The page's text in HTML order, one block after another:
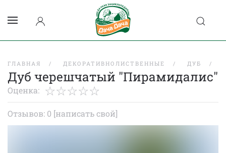
ГЛАВНАЯ ДЕКОРАТИВНОЛИСТВЕННЫЕ ДУБ
Дуб черешчатый "Пирамидалис"
Оценка:
Отзывов: 0 [написать свой]